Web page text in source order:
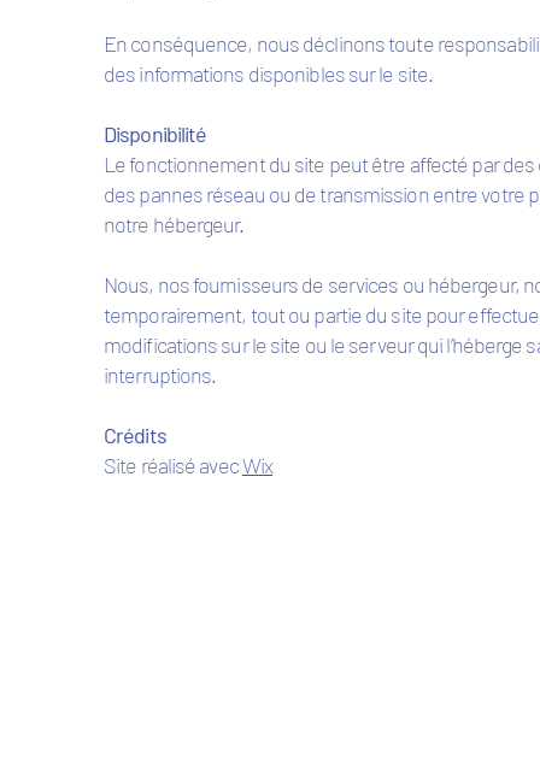
En conséquence, nous déclinons toute
des informations disponibles sur le site.
Disponibilité
Le fonctionnement du site peut être affecté par
des pannes réseau ou de transmission entre votre
notre hébergeur.
Nous, nos fournisseurs de services ou hébergeur,
temporairement, tout ou partie du site pour
modifications sur le site ou le serveur qui
interruptions.
Crédits
Site réalisé avecWix